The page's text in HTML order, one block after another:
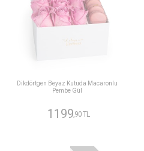
Dikdörtgen Beyaz Kutuda Macaronlu
Pembe Gül
1199 ,90 TL